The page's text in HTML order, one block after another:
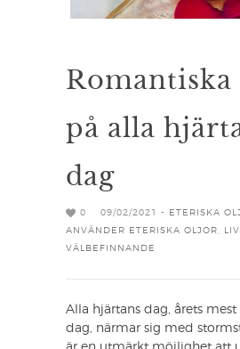
på alla
dag
0 09/02/2021 - ETERISKA
ANVÄNDER ETERISKA OLJOR
VÄLBEFINNANDE
Alla hjärtans dag, årets
dag, närmar sig med